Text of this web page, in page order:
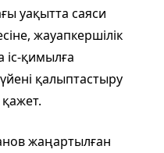
уақытта саяси
жауапкершілік
іс-қимылға
қалыптастыру
қажет.
жаңартылған